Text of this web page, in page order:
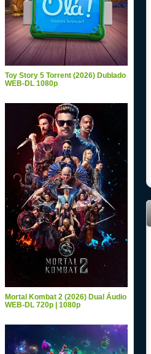
Toy Story 5 Torrent (2026) Dublado
WEB-DL 1080p
Mortal Kombat 2 (2026) Dual Áudio
WEB-DL 720p | 1080p